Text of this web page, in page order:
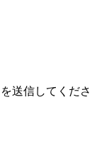
送信してくださ